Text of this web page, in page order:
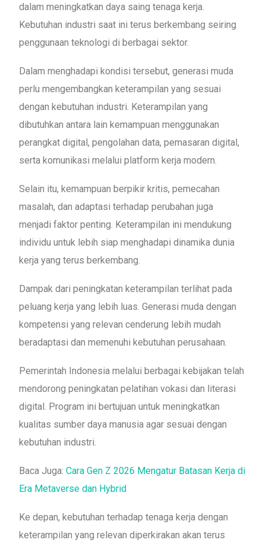
dalam meningkatkan daya saing tenaga kerja.
Kebutuhan industri saat ini terus berkembang seiring
penggunaan teknologi di berbagai sektor.
Dalam menghadapi kondisi tersebut, generasi muda
perlu mengembangkan keterampilan yang sesuai
dengan kebutuhan industri. Keterampilan yang
dibutuhkan antara lain kemampuan menggunakan
perangkat digital, pengolahan data, pemasaran digital,
serta komunikasi melalui platform kerja modern.
Selain itu, kemampuan berpikir kritis, pemecahan
masalah, dan adaptasi terhadap perubahan juga
menjadi faktor penting. Keterampilan ini mendukung
individu untuk lebih siap menghadapi dinamika dunia
kerja yang terus berkembang.
Dampak dari peningkatan keterampilan terlihat pada
peluang kerja yang lebih luas. Generasi muda dengan
kompetensi yang relevan cenderung lebih mudah
beradaptasi dan memenuhi kebutuhan perusahaan.
Pemerintah Indonesia melalui berbagai kebijakan telah
mendorong peningkatan pelatihan vokasi dan literasi
digital. Program ini bertujuan untuk meningkatkan
kualitas sumber daya manusia agar sesuai dengan
kebutuhan industri.
Baca Juga:Cara Gen Z 2026 Mengatur Batasan Kerja di
Era Metaverse dan Hybrid
Ke depan, kebutuhan terhadap tenaga kerja dengan
keterampilan yang relevan diperkirakan akan terus